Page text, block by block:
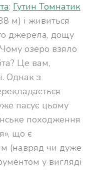
: Гутин Томнатик
м) і живиться
джерела, дощу
Чому озеро взяло
Це вам,
Однак з
пасує цьому
походження
що є
(навряд чи дуже
у вигляді